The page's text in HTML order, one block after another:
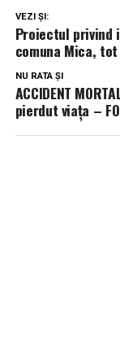
VEZI ȘI:
Proiectul privind
comuna Mica,
NU RATA ȘI
ACCIDENT
pierdut viața –